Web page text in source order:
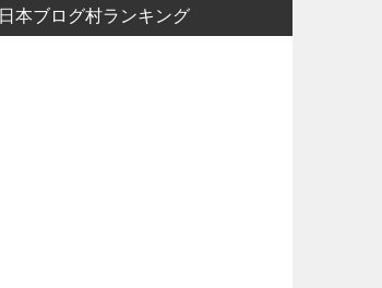
日本ブログ村ランキング